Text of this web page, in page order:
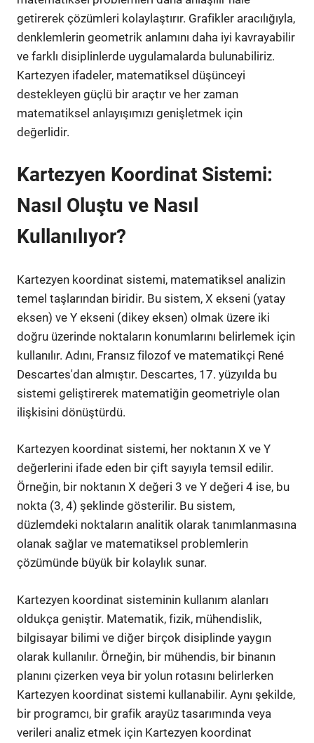
getirerek çözümleri kolaylaştırır. Grafikler aracılığıyla,
denklemlerin geometrik anlamını daha iyi kavrayabilir
ve farklı disiplinlerde uygulamalarda bulunabiliriz.
Kartezyen ifadeler, matematiksel düşünceyi
destekleyen güçlü bir araçtır ve her zaman
matematiksel anlayışımızı genişletmek için
değerlidir.
Kartezyen Koordinat Sistemi:
Nasıl Oluştu ve Nasıl
Kullanılıyor?
Kartezyen koordinat sistemi, matematiksel analizin
temel taşlarından biridir. Bu sistem, X ekseni (yatay
eksen) ve Y ekseni (dikey eksen) olmak üzere iki
doğru üzerinde noktaların konumlarını belirlemek için
kullanılır. Adını, Fransız filozof ve matematikçi René
Descartes'dan almıştır. Descartes, 17. yüzyılda bu
sistemi geliştirerek matematiğin geometriyle olan
ilişkisini dönüştürdü.
Kartezyen koordinat sistemi, her noktanın X ve Y
değerlerini ifade eden bir çift sayıyla temsil edilir.
Örneğin, bir noktanın X değeri 3 ve Y değeri 4 ise, bu
nokta (3, 4) şeklinde gösterilir. Bu sistem,
düzlemdeki noktaların analitik olarak tanımlanmasına
olanak sağlar ve matematiksel problemlerin
çözümünde büyük bir kolaylık sunar.
Kartezyen koordinat sisteminin kullanım alanları
oldukça geniştir. Matematik, fizik, mühendislik,
bilgisayar bilimi ve diğer birçok disiplinde yaygın
olarak kullanılır. Örneğin, bir mühendis, bir binanın
planını çizerken veya bir yolun rotasını belirlerken
Kartezyen koordinat sistemi kullanabilir. Aynı şekilde,
bir programcı, bir grafik arayüz tasarımında veya
verileri analiz etmek için Kartezyen koordinat